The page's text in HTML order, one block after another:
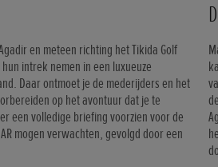
en meteen richting het Tikida Golf
intrek nemen in een luxueuze
Daar ontmoet je de mederijders en het
op het avontuur dat je te
een volledige briefing voorzien voor de
mogen verwachten, gevolgd door een